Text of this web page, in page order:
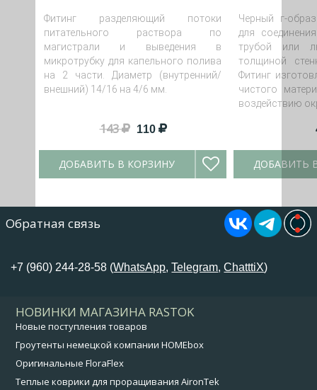
Фитинг разделяющий потоки
питательного раствора по
магистрали и выведения в
микротрубку для капельного полива
на 2 части. Диаметр (внутренний/
внешний) 14/16 на 4/6 мм.
143 110
ДОБАВИТЬ В КОРЗИНУ
Черный г-
для
трубой или
толщиной
Фитинг
чистого
воздействию
ДОБАВИТЬ
Обратная связь
+7 (960) 244-28-58 (WhatsApp,Telegram,ChatttiX)
НОВИНКИ МАГАЗИНА RASTOK
Новые поступления товаров
Гроутенты немецкой компании HOMEbox
Оригинальные FloraFlex
Теплые коврики для проращивания AironTek